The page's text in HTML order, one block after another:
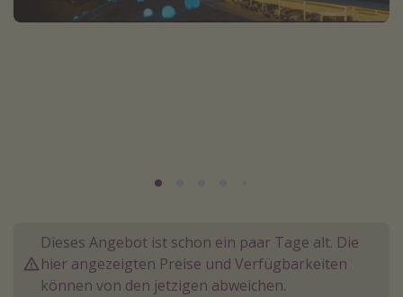
Normandie Urlaub
Reisethemen
Dieses Angebot ist schon ein paar Tage alt. Die
hier angezeigten Preise und Verfügbarkeiten
können von den jetzigen abweichen.